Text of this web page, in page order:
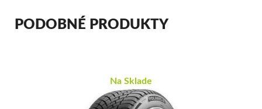
PODOBNÉ PRODUKTY
Na Sklade